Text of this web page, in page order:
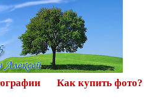
Как купить фото?